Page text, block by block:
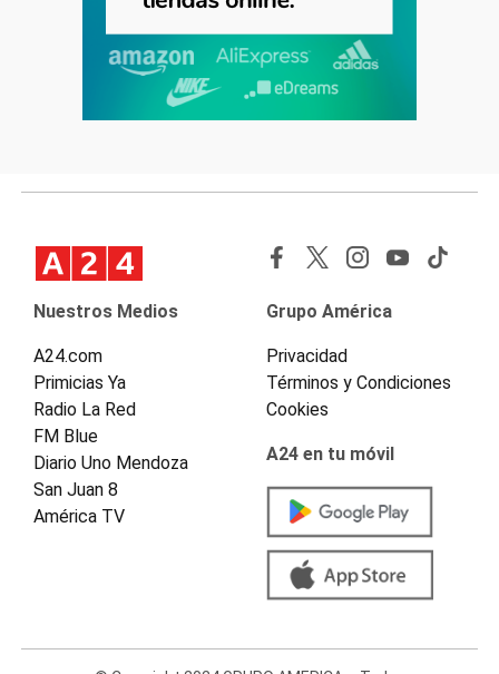
Nuestros Medios
A24.com
Primicias Ya
Radio La Red
FM Blue
Diario Uno Mendoza
San Juan 8
América TV
Grupo América
Privacidad
Términos y Condiciones
Cookies
A24 en tu móvil